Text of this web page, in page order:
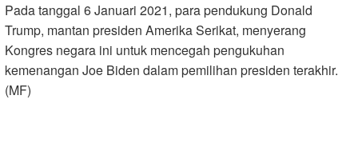
Pada tanggal 6 Januari 2021, para pendukung Donald
Trump, mantan presiden Amerika Serikat, menyerang
Kongres negara ini untuk mencegah pengukuhan
kemenangan Joe Biden dalam pemilihan presiden terakhir.
(MF)